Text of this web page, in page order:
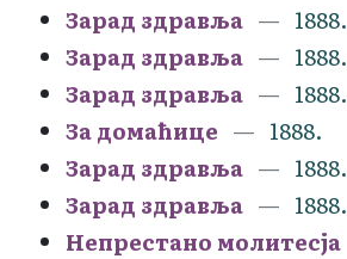
Зарад здравља
1888.
Зарад здравља
1888.
Зарад здравља
1888.
За домаћице
1888.
Зарад здравља
1888.
Зарад здравља
1888.
Непрестано молитесја